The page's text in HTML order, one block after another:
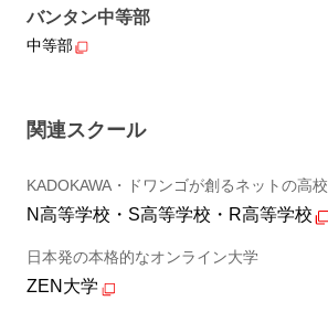
バンタン中等部
中等部
関連スクール
KADOKAWA・ドワンゴが創るネットの高校
N高等学校・S高等学校・R高等学校
日本発の本格的なオンライン大学
ZEN大学